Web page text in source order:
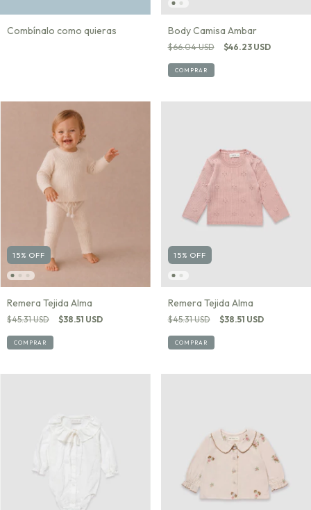
Combínalo como quieras Body Camisa Ambar
$66.04 USD $46.23 USD
COMPRAR
15% OFF
Remera Tejida Alma
$45.31 USD $38.51 USD
COMPRAR
15% OFF
Remera Tejida Alma
$45.31 USD $38.51 USD
COMPRAR